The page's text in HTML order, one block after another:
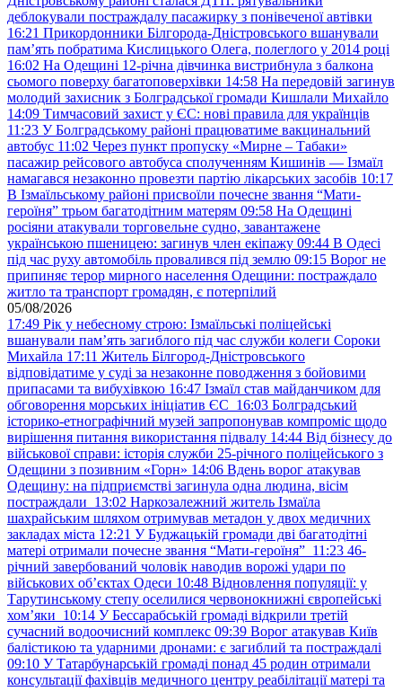
деблокували постраждалу пасажирку з понівеченої автівки
16:21 Прикордонники Білгорода-Дністровського вшанували
пам’ять побратима Кислицького Олега, полеглого у 2014 році
16:02 На Одещині 12-річна дівчинка вистрибнула з балкона
сьомого поверху багатоповерхівки 14:58 На передовій загинув
молодий захисник з Болградської громади Кишлали Михайло
14:09 Тимчасовий захист у ЄС: нові правила для українців
11:23 У Болградському районі працюватиме вакцинальний
автобус 11:02 Через пункт пропуску «Мирне – Табаки»
пасажир рейсового автобуса сполученням Кишинів — Ізмаїл
намагався незаконно провезти партію лікарських засобів 10:17
В Ізмаїльському районі присвоїли почесне звання “Мати-
героїня” трьом багатодітним матерям 09:58 На Одещині
росіяни атакували торговельне судно, завантажене
українською пшеницею: загинув член екіпажу 09:44 В Одесі
під час руху автомобіль провалився під землю 09:15 Ворог не
припиняє терор мирного населення Одещини: постраждало
житло та транспорт громадян, є потерпілий
05/08/2026
17:49 Рік у небесному строю: Ізмаїльські поліцейські
вшанували пам’ять загиблого під час служби колеги Сороки
Михайла 17:11 Житель Білгород-Дністровського
відповідатиме у суді за незаконне поводження з бойовими
припасами та вибухівкою 16:47 Ізмаїл став майданчиком для
обговорення морських ініціатив ЄС 16:03 Болградський
історико-етнографічний музей запропонував компроміс щодо
вирішення питання використання підвалу 14:44 Від бізнесу до
військової справи: історія служби 25-річного поліцейського з
Одещини з позивним «Горн» 14:06 Вдень ворог атакував
Одещину: на підприємстві загинула одна людина, вісім
постраждали 13:02 Наркозалежний житель Ізмаїла
шахрайським шляхом отримував метадон у двох медичних
закладах міста 12:21 У Буджацькій громади дві багатодітні
матері отримали почесне звання “Мати-героїня” 11:23 46-
річний завербований чоловік наводив ворожі удари по
військових обʼєктах Одеси 10:48 Відновлення популяції: у
Тарутинському степу оселилися червонокнижні європейські
хом’яки 10:14 У Бессарабській громаді відкрили третій
сучасний водоочисний комплекс 09:39 Ворог атакував Київ
балістикою та ударними дронами: є загиблий та постраждалі
09:10 У Татарбунарській громаді понад 45 родин отримали
консультації фахівців медичного центру реабілітації матері та